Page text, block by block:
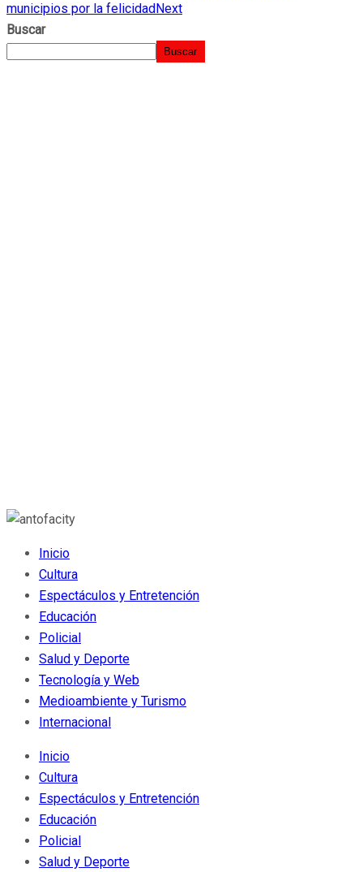
municipios por la felicidad Next
Buscar
Buscar
Inicio
Cultura
Espectáculos y Entretención
Educación
Policial
Salud y Deporte
Tecnología y Web
Medioambiente y Turismo
Internacional
Inicio
Cultura
Espectáculos y Entretención
Educación
Policial
Salud y Deporte